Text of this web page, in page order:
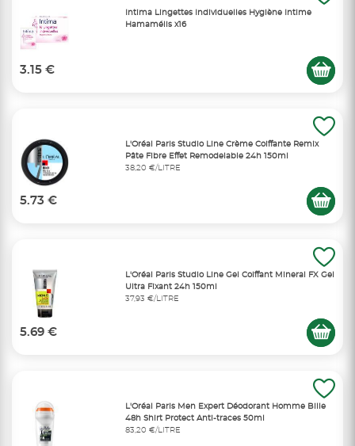
Intima Lingettes Individuelles Hygiène Intime
Hamamélis x16
3.15 €
L'Oréal Paris Studio Line Crème Coiffante Remix
Pâte Fibre Effet Remodelable 24h 150ml
38,20 €/LITRE
5.73 €
L'Oréal Paris Studio Line Gel Coiffant Mineral FX Gel
Ultra Fixant 24h 150ml
37,93 €/LITRE
5.69 €
L'Oréal Paris Men Expert Déodorant Homme Bille
48h Shirt Protect Anti-traces 50ml
83,20 €/LITRE